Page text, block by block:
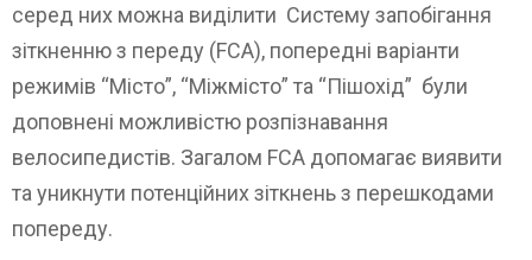
серед них можна виділити Систему запобігання
зіткненню з переду (FCA), попередні варіанти
режимів “Місто”, “Міжмісто” та “Пішохід” були
доповнені можливістю розпізнавання
велосипедистів. Загалом FCA допомагає виявити
та уникнути потенційних зіткнень з перешкодами
попереду.